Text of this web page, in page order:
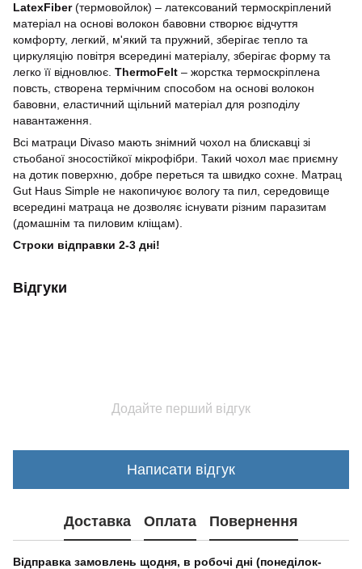
LatexFiber(термовойлок) – латексований термоскріплений
матеріал на основі волокон бавовни створює відчуття
комфорту, легкий, м'який та пружний, зберігає тепло та
циркуляцію повітря всередині матеріалу, зберігає форму та
легко її відновлює. ThermoFelt – жорстка термоскріплена
повсть, створена термічним способом на основі волокон
бавовни, еластичний щільний матеріал для розподілу
навантаження.
Всі матраци Divaso мають знімний чохол на блискавці зі
стьобаної зносостійкої мікрофібри. Такий чохол має приємну
на дотик поверхню, добре переться та швидко сохне. Матрац
Gut Haus Simple не накопичуює вологу та пил, середовище
всередині матраца не дозволяє існувати різним паразитам
(домашнім та пиловим кліщам).
Строки відправки 2-3 дні!
Відгуки
Додайте перший відгук
Написати відгук
Доставка Оплата Повернення
Відправка замовлень щодня, в робочі дні (понеділок-